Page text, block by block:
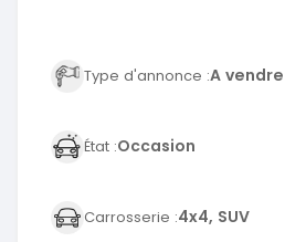
Type d'annonce :A vendre
État :Occasion
Carrosserie :4x4, SUV